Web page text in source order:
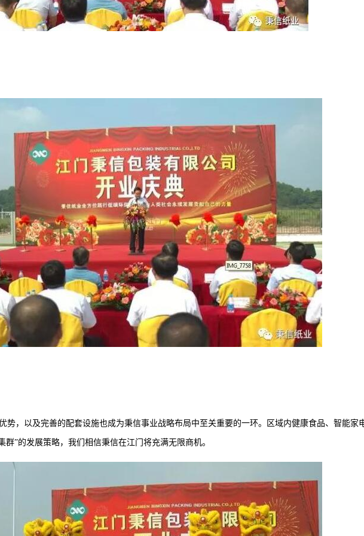
，以及完善的配套设施也成为秉信事业战略布局中至关重要的一环。区域内健康食品、智能家
”的发展策略，我们相信秉信在江门将充满无限商机。